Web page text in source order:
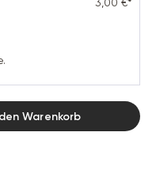
gewünschten
Warenkorb